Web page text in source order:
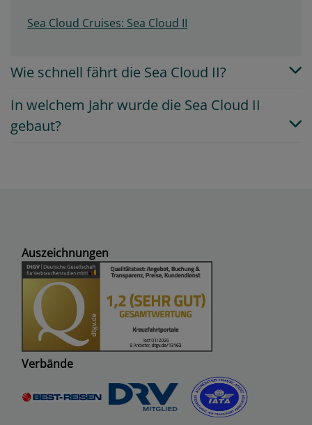
Sea Cloud Cruises: Sea Cloud II
Wie schnell fährt die Sea Cloud II?
In welchem Jahr wurde die Sea Cloud II
gebaut?
Auszeichnungen
Verbände